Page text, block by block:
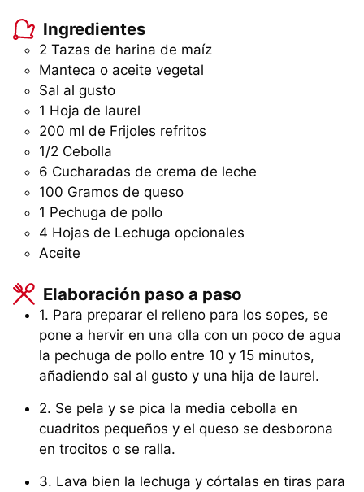
Ingredientes
2 Tazas de harina de maíz
Manteca o aceite vegetal
Sal al gusto
1 Hoja de laurel
200 ml de Frijoles refritos
1/2 Cebolla
6 Cucharadas de crema de leche
100 Gramos de queso
1 Pechuga de pollo
4 Hojas de Lechuga opcionales
Aceite
Elaboración paso a paso
1. Para preparar el relleno para los sopes, se
pone a hervir en una olla con un poco de agua
la pechuga de pollo entre 10 y 15 minutos,
añadiendo sal al gusto y una hija de laurel.
2. Se pela y se pica la media cebolla en
cuadritos pequeños y el queso se desborona
en trocitos o se ralla.
3. Lava bien la lechuga y córtalas en tiras para